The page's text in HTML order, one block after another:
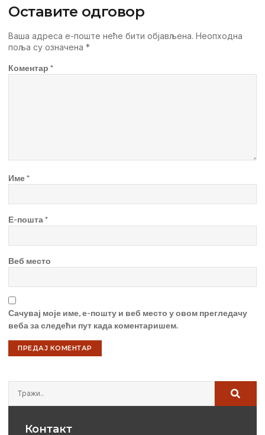
Оставите одговор
Ваша адреса е-поште неће бити објављена. Неопходна
поља су означена *
Коментар *
Име*
Е-пошта*
Веб место
Сачувај моје име, е-пошту и веб место у овом прегледачу
веба за следећи пут када коментаришем.
Контакт